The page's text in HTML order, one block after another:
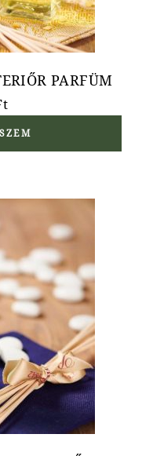
PARFÜM